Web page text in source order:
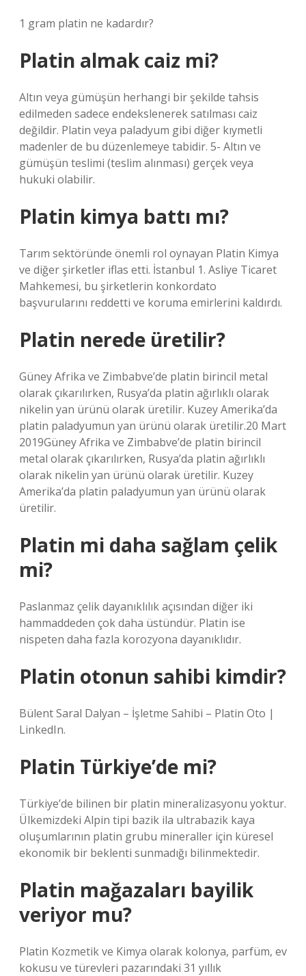
1 gram platin ne kadardır?
Platin almak caiz mi?
Altın veya gümüşün herhangi bir şekilde tahsis
edilmeden sadece endekslenerek satılması caiz
değildir. Platin veya paladyum gibi diğer kıymetli
madenler de bu düzenlemeye tabidir. 5- Altın ve
gümüşün teslimi (teslim alınması) gerçek veya
hukuki olabilir.
Platin kimya battı mı?
Tarım sektöründe önemli rol oynayan Platin Kimya
ve diğer şirketler iflas etti. İstanbul 1. Asliye Ticaret
Mahkemesi, bu şirketlerin konkordato
başvurularını reddetti ve koruma emirlerini kaldırdı.
Platin nerede üretilir?
Güney Afrika ve Zimbabve’de platin birincil metal
olarak çıkarılırken, Rusya’da platin ağırlıklı olarak
nikelin yan ürünü olarak üretilir. Kuzey Amerika’da
platin paladyumun yan ürünü olarak üretilir.20 Mart
2019Güney Afrika ve Zimbabve’de platin birincil
metal olarak çıkarılırken, Rusya’da platin ağırlıklı
olarak nikelin yan ürünü olarak üretilir. Kuzey
Amerika’da platin paladyumun yan ürünü olarak
üretilir.
Platin mi daha sağlam çelik
mi?
Paslanmaz çelik dayanıklılık açısından diğer iki
hammaddeden çok daha üstündür. Platin ise
nispeten daha fazla korozyona dayanıklıdır.
Platin otonun sahibi kimdir?
Bülent Saral Dalyan – İşletme Sahibi – Platin Oto |
LinkedIn.
Platin Türkiye’de mi?
Türkiye’de bilinen bir platin mineralizasyonu yoktur.
Ülkemizdeki Alpin tipi bazik ila ultrabazik kaya
oluşumlarının platin grubu mineraller için küresel
ekonomik bir beklenti sunmadığı bilinmektedir.
Platin mağazaları bayilik
veriyor mu?
Platin Kozmetik ve Kimya olarak kolonya, parfüm, ev
kokusu ve türevleri pazarındaki 31 yıllık